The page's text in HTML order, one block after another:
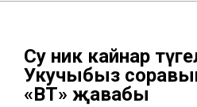
Су ник кайнар
Укучыбыз
«ВТ» җавабы